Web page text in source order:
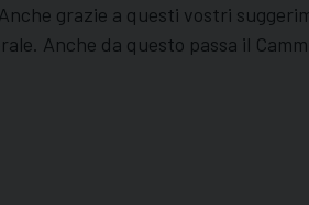
grazie a questi vostri
Anche da questo passa il